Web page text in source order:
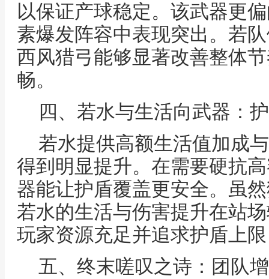
以保证产球稳定。该武器更
素爆发阵容中表现突出。若
西风猎弓能够显著改善整体
畅。
四、若水与生活向武器：
若水提供高额生活值加成
得到明显提升。在需要硬抗
器能让护盾覆盖更安全。虽
若水的生活与伤害提升在站
玩家资源充足并追求护盾上
五、终末嗟叹之诗：团队